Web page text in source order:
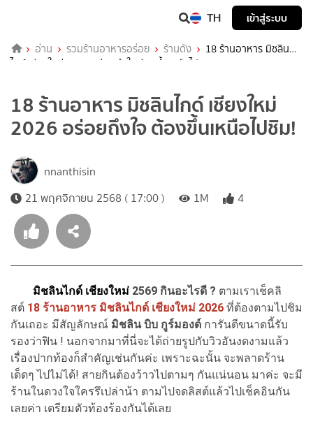
TH เข้าสู่ระบบ
อ่าน รวมร้านอาหารอร่อย ร้านดัง
18 ร้านอาหาร มิชลิน
ไกด์ เชียงใหม่ 2026 อร่อยถึงใจ ต้องขึ้นเหนือไปชิม!
18 ร้านอาหาร มิชลินไกด์ เชียงใหม่
2026 อร่อยถึงใจ ต้องขึ้นเหนือไปชิม!
nnanthisin
21 พฤศจิกายน 2568 ( 17:00 )
1M 4
มิชลินไกด์ เชียงใหม่ 2569 กินอะไรดี ? ตามเราเช็คลิ
สต์ 18 ร้านอาหาร มิชลินไกด์ เชียงใหม่ 2026 ที่ต้องตามไปชิม
กันเถอะ มีสัญลักษณ์ มิชลิน บิบ กูร์มองด์ การันตีขนาดนี้รับ
รองว่าฟิน ! นอกจากมาที่นี่จะได้ถ่ายรูปกับวิวอันงดงามแล้ว
เรื่องปากท้องก็สำคัญเช่นกันค่ะ เพราะฉะนั้น จะพลาดร้าน
เด็ดๆ ไปไม่ได้! สายกินต้องว้าวไปตามๆ กันแน่นอน มาค่ะ จะมี
ร้านในดวงใจใครรึเปล่าน้า ตามไปจดลิสต์แล้วไปเช็คอินกัน
เลยค่า เตรียมตัวท้องร้องกันได้เลย